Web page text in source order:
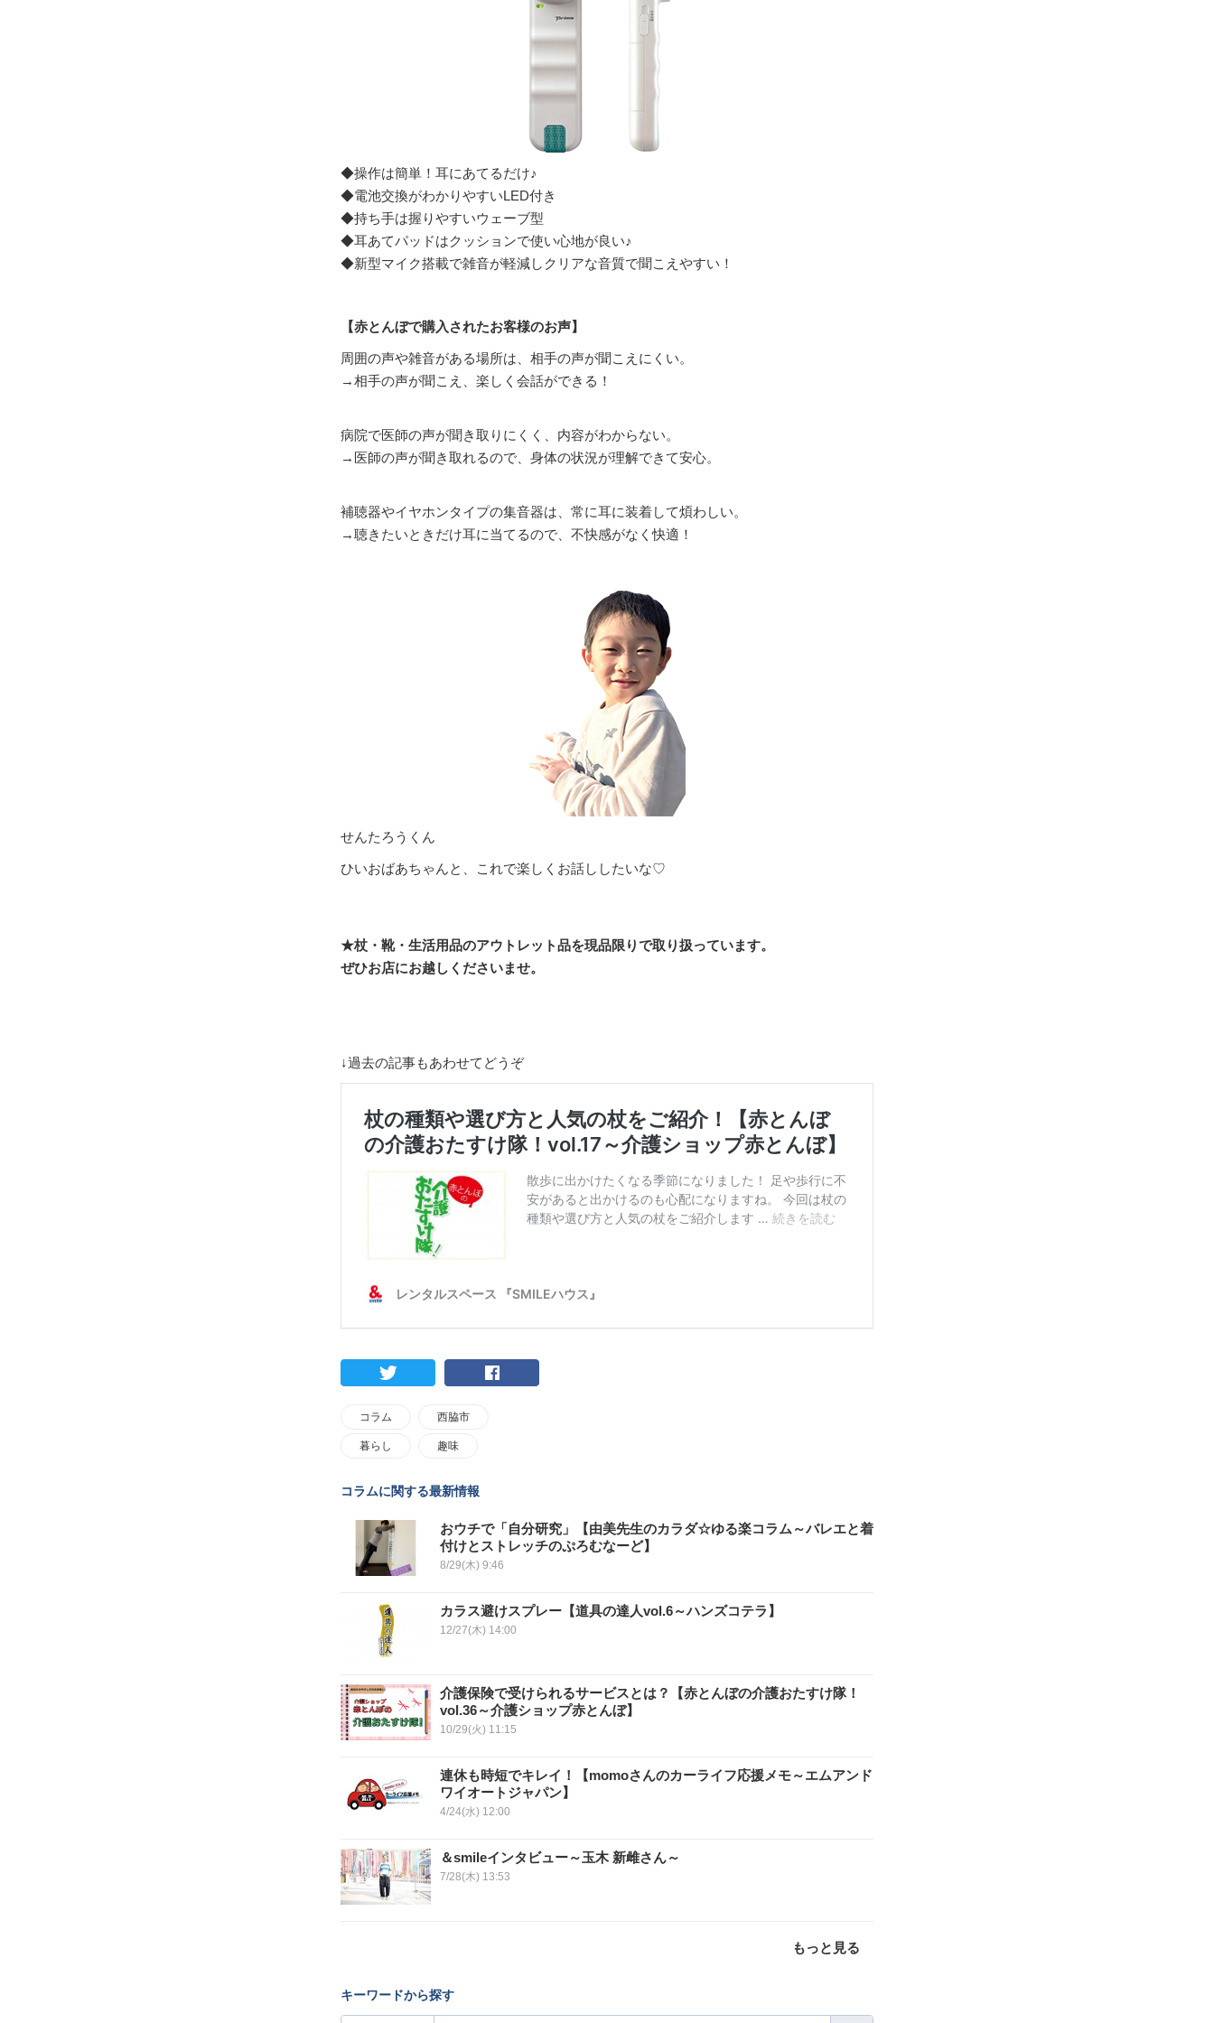
◆操作は簡単！耳にあてるだけ♪
◆電池交換がわかりやすいLED付き
◆持ち手は握りやすいウェーブ型
◆耳あてパッドはクッションで使い心地が良い♪
◆新型マイク搭載で雑音が軽減しクリアな音質で聞こえやすい！
【赤とんぼで購入されたお客様のお声】
周囲の声や雑音がある場所は、相手の声が聞こえにくい。
→相手の声が聞こえ、楽しく会話ができる！
病院で医師の声が聞き取りにくく、内容がわからない。
→ 医師の声が聞き取れるので、身体の状況が理解できて安心。
補聴器やイヤホンタイプの集音器は、常に耳に装着して煩わしい。
→聴きたいときだけ耳に当てるので、不快感がなく快適！
せんたろうくん
ひいおばあちゃんと、これで楽しくお話ししたいな♡
★杖・靴・生活用品のアウトレット品を現品限りで取り扱っています。
ぜひお店にお越しくださいませ。
↓過去の記事もあわせてどうぞ
コラム 西脇市
暮らし 趣味
コラムに関する最新情報
おウチで「自分研究」【由美先生のカラダ☆ゆる楽コラム～バレエと着
付けとストレッチのぷろむなーど】
8/29(木) 9:46
カラス避けスプレー【道具の達人vol.6～ハンズコテラ】
12/27(木) 14:00
介護保険で受けられるサービスとは？【赤とんぼの介護おたすけ隊！
vol.36～介護ショップ赤とんぼ】
10/29(火) 11:15
連休も時短でキレイ！【momoさんのカーライフ応援メモ～エムアンド
ワイオートジャパン】
4/24(水) 12:00
＆smileインタビュー～玉木 新雌さん～
7/28(木) 13:53
もっと見る
キーワードから探す